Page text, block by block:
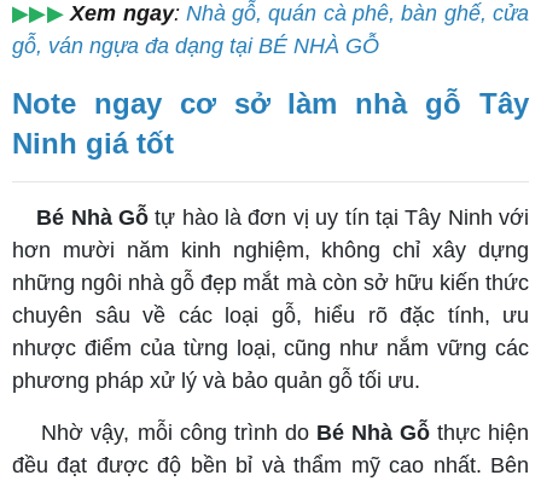
▶▶▶ Xem ngay: Nhà gỗ, quán cà phê, bàn ghế, cửa
gỗ, ván ngựa đa dạng tại BÉ NHÀ GỖ
Note ngay cơ sở làm nhà gỗ Tây
Ninh giá tốt
Bé Nhà Gỗtự hào là đơn vị uy tín tại Tây Ninh với
hơn mười năm kinh nghiệm, không chỉ xây dựng
những ngôi nhà gỗ đẹp mắt mà còn sở hữu kiến thức
chuyên sâu về các loại gỗ, hiểu rõ đặc tính, ưu
nhược điểm của từng loại, cũng như nắm vững các
phương pháp xử lý và bảo quản gỗ tối ưu.
Nhờ vậy, mỗi công trình do Bé Nhà Gỗthực hiện
đều đạt được độ bền bỉ và thẩm mỹ cao nhất. Bên